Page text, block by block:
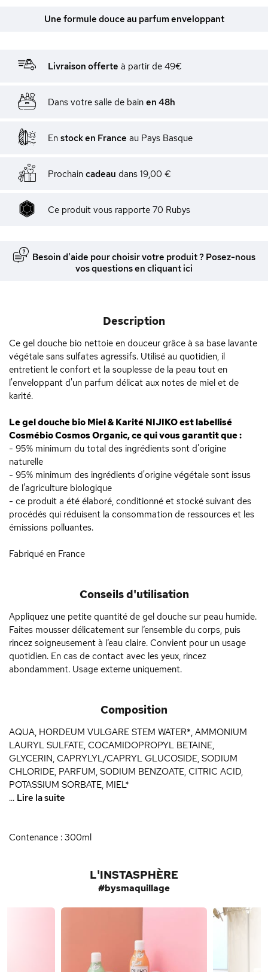
Une formule douce au parfum enveloppant
Livraison offerte à partir de 49€
Dans votre salle de bain en 48h
En stock en France au Pays Basque
Prochain cadeau dans 19,00 €
Ce produit vous rapporte 70 Rubys
Besoin d'aide pour choisir votre produit ? Posez-nous
vos questions en cliquant ici
Description
Ce gel douche bio nettoie en douceur grâce à sa base lavante
végétale sans sulfates agressifs. Utilisé au quotidien, il
entretient le confort et la souplesse de la peau tout en
l'enveloppant d'un parfum délicat aux notes de miel et de
karité.
Le gel douche bio Miel & Karité NIJIKO est labellisé
Cosmébio Cosmos Organic, ce qui vous garantit que :
- 95% minimum du total des ingrédients sont d'origine
naturelle
- 95% minimum des ingrédients d'origine végétale sont issus
de l'agriculture biologique
- ce produit a été élaboré, conditionné et stocké suivant des
procédés qui réduisent la consommation de ressources et les
émissions polluantes.
Fabriqué en France
Conseils d'utilisation
Appliquez une petite quantité de gel douche sur peau humide.
Faites mousser délicatement sur l’ensemble du corps, puis
rincez soigneusement à l’eau claire. Convient pour un usage
quotidien. En cas de contact avec les yeux, rincez
abondamment. Usage externe uniquement.
Composition
AQUA, HORDEUM VULGARE STEM WATER*, AMMONIUM
LAURYL SULFATE, COCAMIDOPROPYL BETAINE,
GLYCERIN, CAPRYLYL/CAPRYL GLUCOSIDE, SODIUM
CHLORIDE, PARFUM, SODIUM BENZOATE, CITRIC ACID,
POTASSIUM SORBATE, MIEL*
... Lire la suite
Contenance : 300ml
L'INSTASPHÈRE
#bysmaquillage